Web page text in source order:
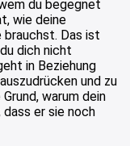
du begegnet
wie deine
brauchst. Das ist
dich nicht
in Beziehung
und zu
warum dein
er sie noch